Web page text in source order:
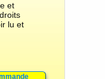
et
lu et